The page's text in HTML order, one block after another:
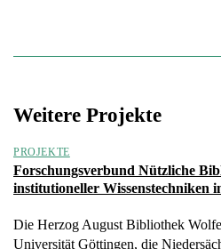
Weitere Projekte
PROJEKTE
Forschungsverbund Nützliche
institutioneller Wissenstechniken
Die Herzog August Bibliothek
Universität Göttingen, die